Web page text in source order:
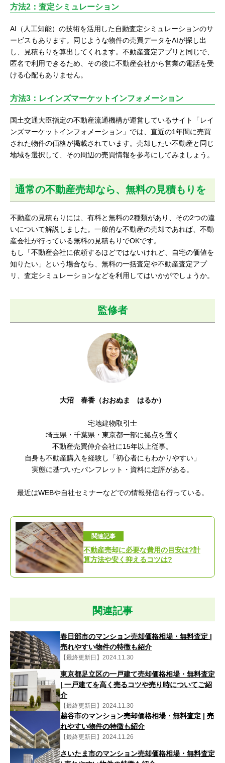
方法2：査定シミュレーション
AI（人工知能）の技術を活用した自動査定シミュレーションのサ
ービスもあります。同じような物件の売買データをAIが探し出
し、見積もりを算出してくれます。不動産査定アプリと同じで、
匿名で利用できるため、その後に不動産会社から営業の電話を受
ける心配もありません。
方法3：レインズマーケットインフォメーション
国土交通大臣指定の不動産流通機構が運営しているサイト「レイ
ンズマーケットインフォメーション」では、直近の1年間に売買
された物件の価格が掲載されています。売却したい不動産と同じ
地域を選択して、その周辺の売買情報を参考にしてみましょう。
通常の不動産売却なら、無料の見積もりを
不動産の見積もりには、有料と無料の2種類があり、その2つの違
いについて解説しました。一般的な不動産の売却であれば、不動
産会社が行っている無料の見積もりでOKです。
もし「不動産会社に依頼するほどではないけれど、自宅の価値を
知りたい」という場合なら、無料の一括査定や不動産査定アプ
リ、査定シミュレーションなどを利用してはいかがでしょうか。
監修者
大沼 春香（おおぬま はるか）
宅地建物取引士
埼玉県・千葉県・東京都一部に拠点を置く
不動産売買仲介会社に15年以上従事。
自身も不動産購入を経験し「初心者にもわかりやすい 」
実態に基づいたパンフレット・資料に定評がある。
最近はWEBや自社セミナーなどでの情報発信も行っている。
関連記事
不動産売却に必要な費用の目安は?計
算方法や安く抑えるコツは?
関連記事
春日部市のマンション売却価格相場・無料査定 |
売れやすい物件の特徴も紹介
【最終更新日】2024.11.30
東京都足立区の一戸建て売却価格相場・無料査定
| 一戸建てを高く売るコツや売り時についてご紹
介
【最終更新日】2024.11.30
越谷市のマンション売却価格相場・無料査定 | 売
れやすい物件の特徴も紹介
【最終更新日】2024.11.26
さいたま市のマンション売却価格相場・無料査定